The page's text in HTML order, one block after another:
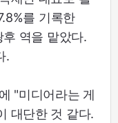
를 기록한
역을 맡았다.
.
"미디어라는 게
대단한 것 같다.